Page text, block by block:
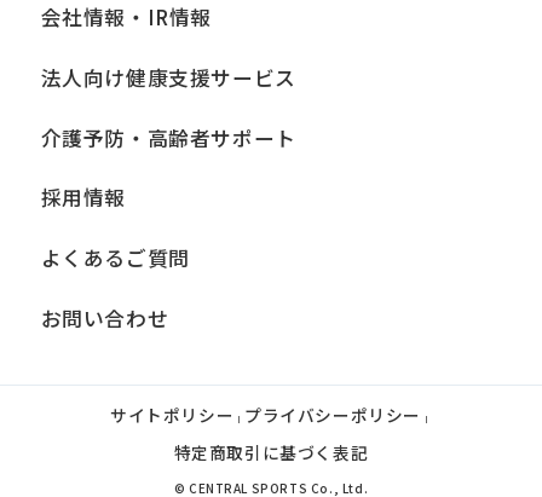
会社情報・IR情報
法人向け健康支援サービス
介護予防・高齢者サポート
採用情報
よくあるご質問
お問い合わせ
サイトポリシー | プライバシーポリシー |
特定商取引に基づく表記
© CENTRAL SPORTS Co., Ltd.